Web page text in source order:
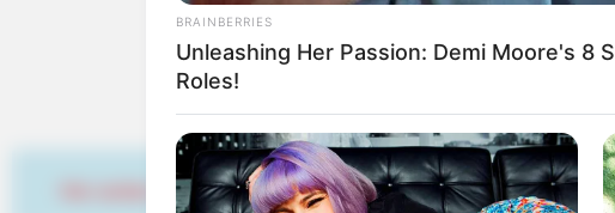
Weiter geht es mit denschönsten
Und hier das passendeHotel in
BRAINBERRIES
Unleashing Her Passion: Demi Moore's 8
Roles!